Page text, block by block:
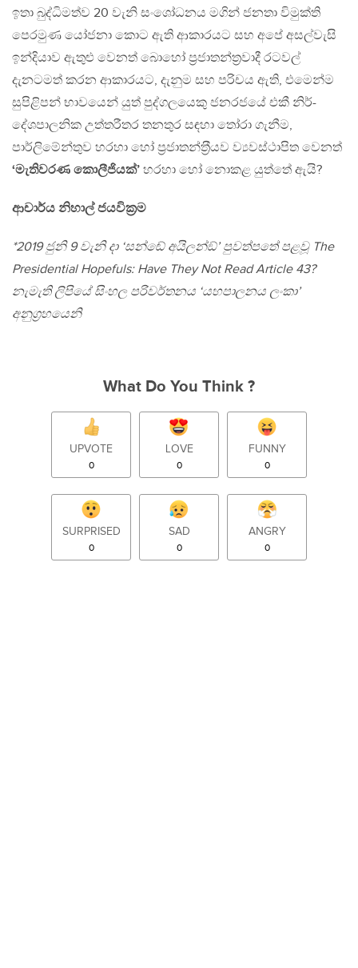
ඉතා බුද්ධිමත්ව 20 වැනි සංශෝධනය මගින් ජනතා විමුක්ති
පෙරමුණ යෝජනා කොට ඇති ආකාරයට සහ අපේ අසල්වැසි
ඉන්දියාව ඇතුළු වෙනත් බොහෝ ප‍්‍රජාතන්ත‍්‍රවාදී රටවල්
දැනටමත් කරන ආකාරයට, දැනුම සහ පරිචය ඇති, එමෙන්ම
සුපිළිපන් භාවයෙන් යුත් පුද්ගලයෙකු ජනරජයේ එකී නිර්-
දේශපාලනික උත්තරීතර තනතුර සඳහා තෝරා ගැනීම,
පාර්ලිමේන්තුව හරහා හෝ ප‍්‍රජාතන්ත‍්‍රීයව ව්‍යවස්ථාපිත වෙනත්
‘මැතිවරණ කොලීජියක්’ හරහා හෝ නොකළ යුත්තේ ඇයි?
ආචාර්ය නිහාල් ජයවික‍්‍රම
*2019 ජුනි 9 වැනි දා ‘සන්ඬේ අයිලන්ඞ්’ පුවත්පතේ පළවූ The
Presidential Hopefuls: Have They Not Read Article 43?
නැමැති ලිපියේ සිංහල පරිවර්තනය ‘යහපාලනය ලංකා’
අනුග‍්‍රහයෙනි
What Do You Think ?
UPVOTE
0
LOVE
0
FUNNY
0
SURPRISED
0
SAD
0
ANGRY
0